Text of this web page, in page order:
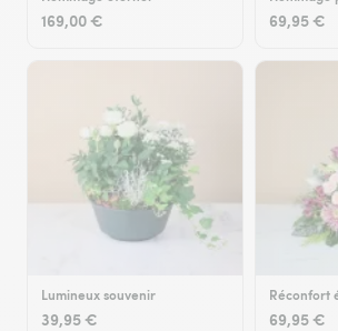
169,00 € 69,95 €
Lumineux souvenir
39,95 €
Réconfort
69,95 €